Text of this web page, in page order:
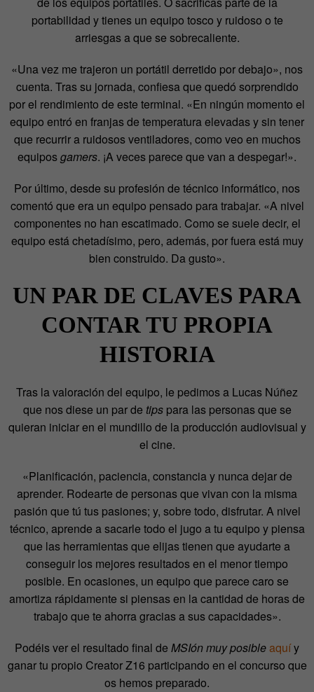
portabilidad y tienes un equipo tosco y ruidoso o te
arriesgas a que se sobrecaliente.
«Una vez me trajeron un portátil derretido por debajo», nos
cuenta. Tras su jornada, confiesa que quedó sorprendido
por el rendimiento de este terminal. «En ningún momento el
equipo entró en franjas de temperatura elevadas y sin tener
que recurrir a ruidosos ventiladores, como veo en muchos
equiposgamers. ¡A veces parece que van a despegar!».
Por último, desde su profesión de técnico informático, nos
comentó que era un equipo pensado para trabajar. «A nivel
componentes no han escatimado. Como se suele decir, el
equipo está chetadísimo, pero, además, por fuera está muy
bien construido. Da gusto».
UN PAR DE CLAVES PARA
CONTAR TU PROPIA
HISTORIA
Tras la valoración del equipo, le pedimos a Lucas Núñez
que nos diese un par de tipspara las personas que se
quieran iniciar en el mundillo de la producción audiovisual y
el cine.
«Planificación, paciencia, constancia y nunca dejar de
aprender. Rodearte de personas que vivan con la misma
pasión que tú tus pasiones; y, sobre todo, disfrutar. A nivel
técnico, aprende a sacarle todo el jugo a tu equipo y piensa
que las herramientas que elijas tienen que ayudarte a
conseguir los mejores resultados en el menor tiempo
posible. En ocasiones, un equipo que parece caro se
amortiza rápidamente si piensas en la cantidad de horas de
trabajo que te ahorra gracias a sus capacidades».
Podéis ver el resultado final de MSIón muy posibleaquíy
ganar tu propio Creator Z16 participando en el concurso que
os hemos preparado.